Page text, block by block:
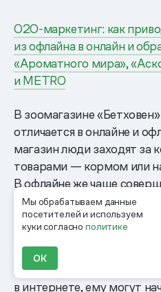
Мы обрабатываем данные
посетителей и используем
куки согласнополитике
ОК
O2O-маркетинг: как
из офлайна в онлайн и
«Ароматного мира»,
и METRO
В зоомагазине
отличается в онлайне и
магазин люди заходят за
товарами — кормом или
В офлайне же чаще
покупки, например,
и аксессуары, которые
и рассмотреть. Чтобы
покупателей в офлайн,
бонусные акции. Если
в интернете, ему могут